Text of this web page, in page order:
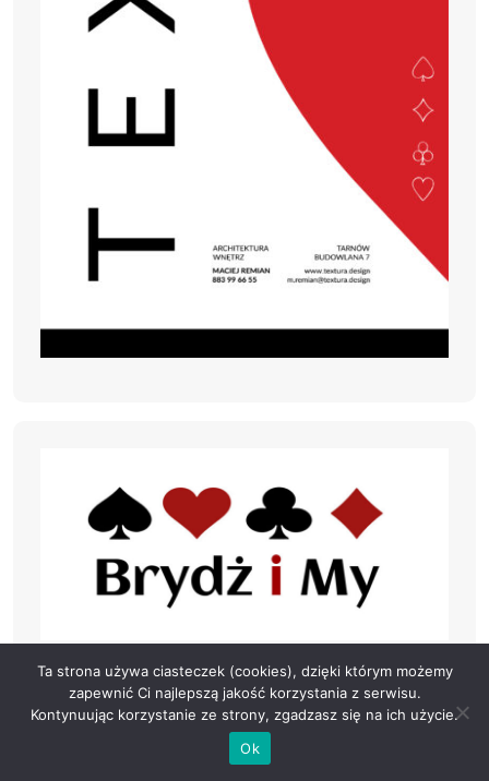
Ta strona używa ciasteczek (cookies), dzięki którym możemy
zapewnić Ci najlepszą jakość korzystania z serwisu.
Kontynuując korzystanie ze strony, zgadzasz się na ich użycie.
Ok